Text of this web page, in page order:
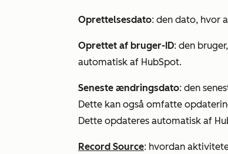
Oprettelsesdato: den dato, hvor
Oprettet af bruger-ID: den
automatisk af HubSpot.
Seneste ændringsdato: den
Dette kan også omfatte
Dette opdateres automatisk af
Record Source: hvordan